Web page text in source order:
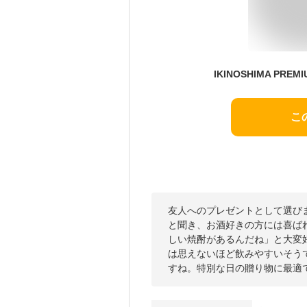
こ
友人へのプレゼントとして選び
と聞き、お酒好きの方には喜
しい焼酎があるんだね」と大
は思えないほど飲みやすいそ
すね。特別な日の贈り物に最適